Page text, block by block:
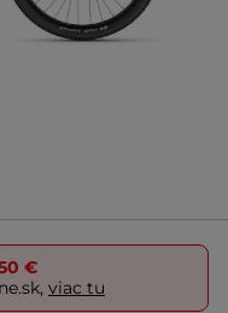
€
viac tu